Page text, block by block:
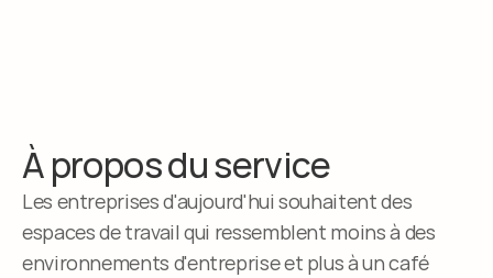
À propos du service
Les entreprises d'aujourd'hui souhaitent des
espaces de travail qui ressemblent moins à des
environnements d'entreprise et plus à un café